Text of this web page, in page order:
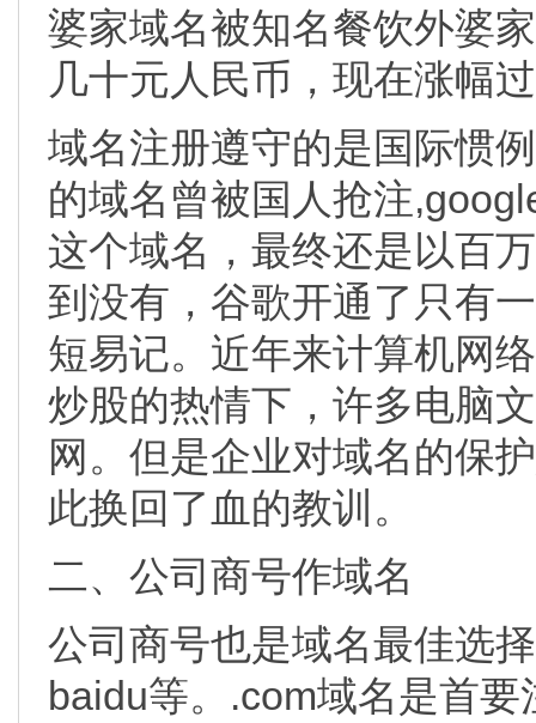
婆家域名被知名餐饮外婆
几十元人民币，现在涨幅
域名注册遵守的是国际惯
的域名曾被国人抢注
这个域名，最终还是以百
到没有，谷歌开通了只有
短易记。近年来计算机网
炒股的热情下，许多电脑
网。但是企业对域名的保
此换回了血的教训。
二、公司商号作域名
公司商号也是域名最佳选
baidu等。.com域名是首